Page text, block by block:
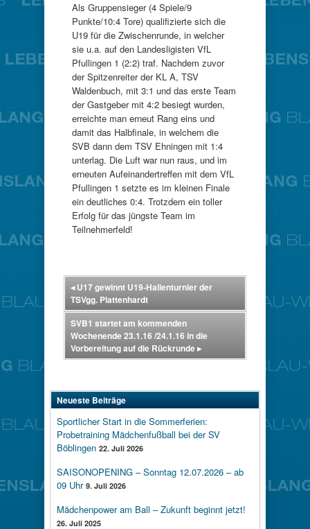
Als Gruppensieger (4 Spiele/9
Punkte/10:4 Tore) qualifizierte sich die
U19 für die Zwischenrunde, in welcher
sie u.a. auf den Landesligisten VfL
Pfullingen 1 (2:2) traf. Nachdem zuvor
der Spitzenreiter der KL A, TSV
Waldenbuch, mit 3:1 und das erste Team
der Gastgeber mit 4:2 besiegt wurden,
erreichte man erneut Rang eins und
damit das Halbfinale, in welchem die
SVB dann dem TSV Ehningen mit 1:4
unterlag. Die Luft war nun raus, und im
erneuten Aufeinandertreffen mit dem VfL
Pfullingen 1 setzte es im kleinen Finale
ein deutliches 0:4. Trotzdem ein toller
Erfolg für das jüngste Team im
Teilnehmerfeld!
◂U17 gewinnt U19-Hallenturnier der
TSVgg. Plattenhardt
SVB1 startet am kommenden
Wochenende 23.1.16 /24.1.16 in die
Vorbereitung auf die Rückrunde▸
Neueste Beiträge
Sportlicher Start in die Sommerferien:
Probetraining Mädchenfußball bei der SV
Böblingen 22. Juli 2026
SAISONOPENING – Sonntag 12.07.2026 – ab
09 Uhr 9. Juli 2026
Mädchenpower am Ball – Zukunft beginnt jetzt!
26. Juli 2025